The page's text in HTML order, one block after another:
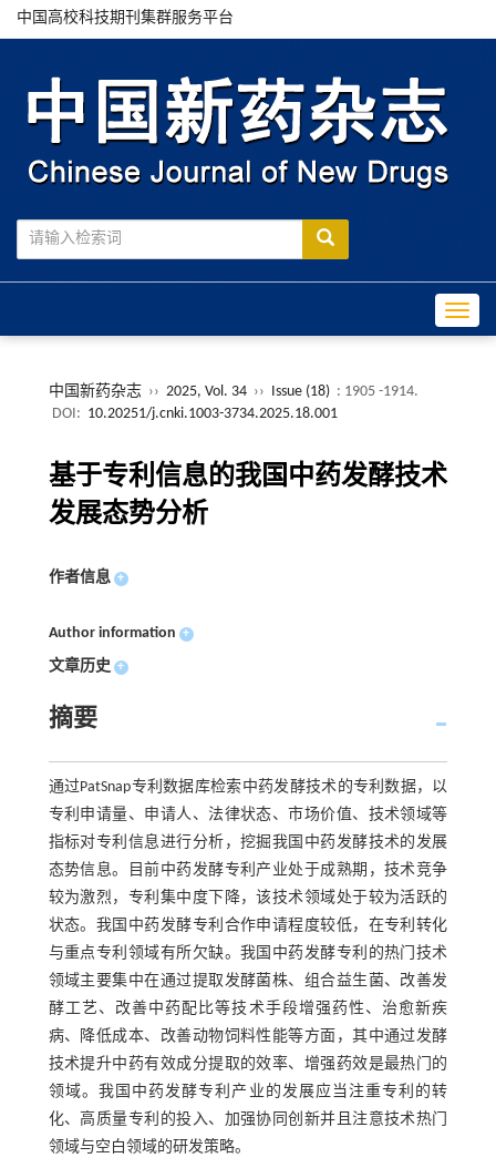
中国高校科技期刊集群服务平台
中国新药杂志 ›› 2025, Vol. 34 ›› Issue (18) : 1905 -1914.
DOI: 10.20251/j.cnki.1003-3734.2025.18.001
基于专利信息的我国中药发酵技术
发展态势分析
作者信息 +
Author information +
文章历史 +
摘要
通过PatSnap专利数据库检索中药发酵技术的专利数据，以
专利申请量、申请人、法律状态、市场价值、技术领域等
指标对专利信息进行分析，挖掘我国中药发酵技术的发展
态势信息。目前中药发酵专利产业处于成熟期，技术竞争
较为激烈，专利集中度下降，该技术领域处于较为活跃的
状态。我国中药发酵专利合作申请程度较低，在专利转化
与重点专利领域有所欠缺。我国中药发酵专利的热门技术
领域主要集中在通过提取发酵菌株、组合益生菌、改善发
酵工艺、改善中药配比等技术手段增强药性、治愈新疾
病、降低成本、改善动物饲料性能等方面，其中通过发酵
技术提升中药有效成分提取的效率、增强药效是最热门的
领域。我国中药发酵专利产业的发展应当注重专利的转
化、高质量专利的投入、加强协同创新并且注意技术热门
领域与空白领域的研发策略。